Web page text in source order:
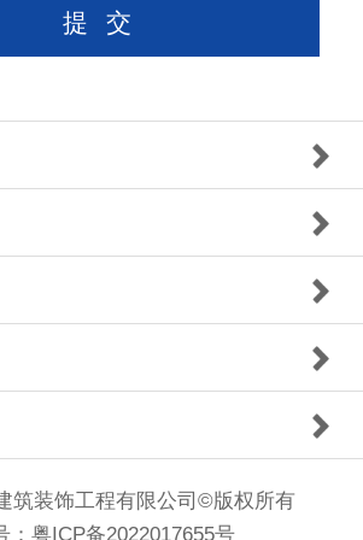
筑装饰工程有限公司©版权所有
：粤ICP备2022017655号